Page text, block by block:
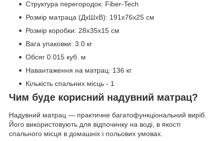
Структура перегородок: Fiber-Tech
Розмір матраца (ДхШхВ): 191x76x25 см
Розмір коробки: 28x35x15 см
Вага упаковки: 3.0 кг
Обсяг 0.015 куб. м
Навантаження на матрац: 136 кг
Кількість спальних місць - 1
Чим буде корисний надувний матрац?
Надувний матрац — практичне багатофункціональний виріб.
Його використовують для відпочинку на воді, в якості
спального місця в домашніх і польових умовах.